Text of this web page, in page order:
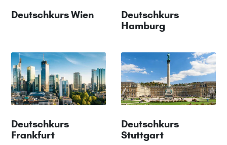
Deutschkurs Wien
Deutschkurs
Hamburg
Deutschkurs
Frankfurt
Deutschkurs
Stuttgart